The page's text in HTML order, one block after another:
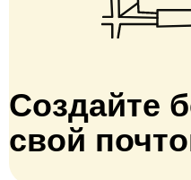
Создайте
свой